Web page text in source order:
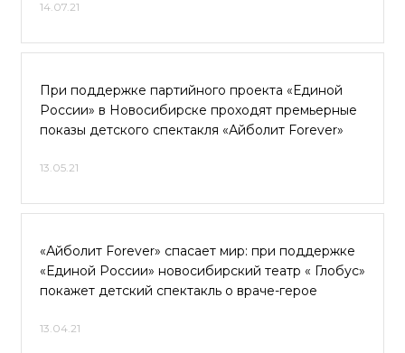
14.07.21
При поддержке партийного проекта «Единой
России» в Новосибирске проходят премьерные
показы детского спектакля «Айболит Forever»
13.05.21
«Айболит Forever» спасает мир: при поддержке
«Единой России» новосибирский театр « Глобус»
покажет детский спектакль о враче-герое
13.04.21